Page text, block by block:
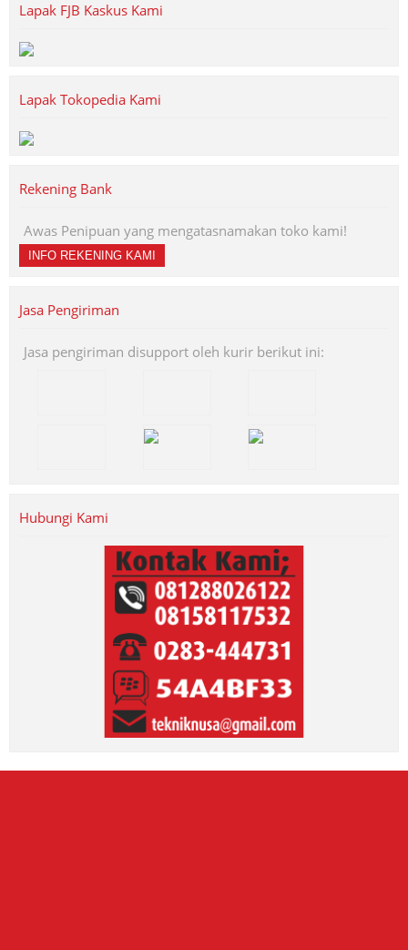
Lapak FJB Kaskus Kami
Lapak Tokopedia Kami
Rekening Bank
Awas Penipuan yang mengatasnamakan toko kami!
INFO REKENING KAMI
Jasa Pengiriman
Jasa pengiriman disupport oleh kurir berikut ini:
Hubungi Kami